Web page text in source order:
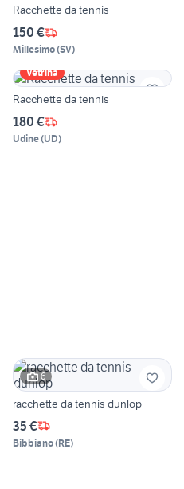
Racchette da tennis
150 €
Millesimo(SV)
Vetrina
Racchette da tennis
180 €
Udine(UD)
6
racchette da tennis dunlop
35 €
Bibbiano(RE)